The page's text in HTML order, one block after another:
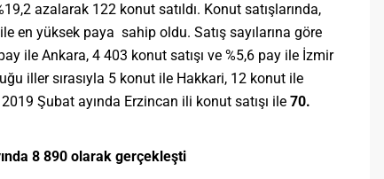
azalarak 122 konut satıldı. Konut satışlarında,
en yüksek paya sahip oldu. Satış sayılarına göre
ile Ankara, 4 403 konut satışı ve %5,6 pay ile İzmir
iller sırasıyla 5 konut ile Hakkari, 12 konut ile
Şubat ayında Erzincan ili konut satışı ile 70.
8 890 olarak gerçekleşti